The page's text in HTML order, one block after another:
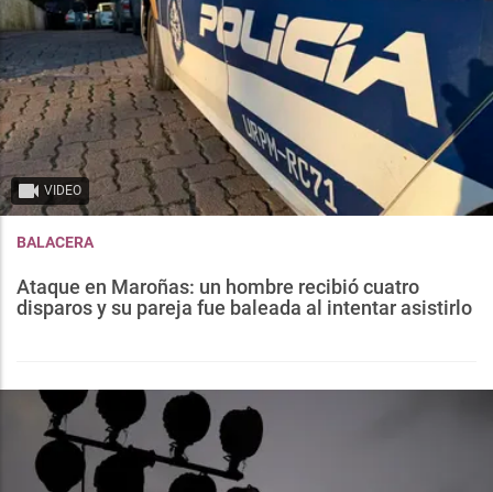
VIDEO
BALACERA
Ataque en Maroñas: un hombre recibió cuatro
disparos y su pareja fue baleada al intentar asistirlo